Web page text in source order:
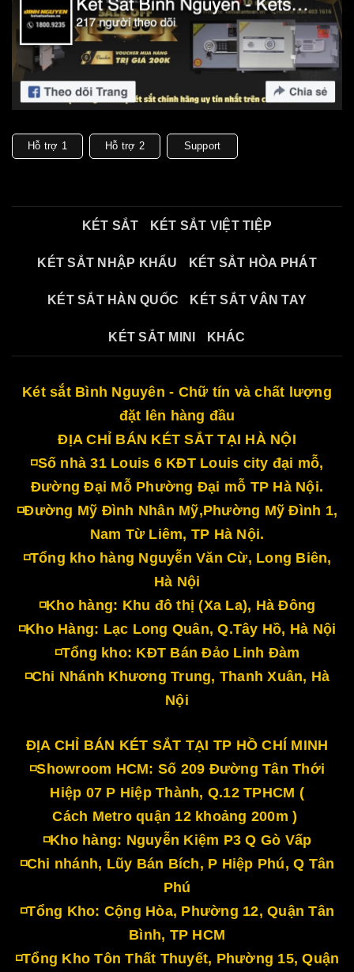
Hỗ trợ 1 Hỗ trợ 2 Support
KÉT SẮT KÉT SẮT VIỆT TIỆP
KÉT SẮT NHẬP KHẨU KÉT SẮT HÒA PHÁT
KÉT SẮT HÀN QUỐC KÉT SẮT VÂN TAY
KÉT SẮT MINI KHÁC
Két sắt Bình Nguyên - Chữ tín và chất lượng
đặt lên hàng đầu
ĐỊA CHỈ BÁN KÉT SẮT TẠI HÀ NỘI
◽Số nhà 31 Louis 6 KĐT Louis city đại mỗ,
Đường Đại Mỗ Phường Đại mỗ TP Hà Nội.
◽Đường Mỹ Đình Nhân Mỹ,Phường Mỹ Đình 1,
Nam Từ Liêm, TP Hà Nội.
◽Tổng kho hàng Nguyễn Văn Cừ, Long Biên,
Hà Nội
◽Kho hàng: Khu đô thị (Xa La), Hà Đông
◽Kho Hàng: Lạc Long Quân, Q.Tây Hồ, Hà Nội
◽Tổng kho: KĐT Bán Đảo Linh Đàm
◽Chi Nhánh Khương Trung, Thanh Xuân, Hà
Nội
ĐỊA CHỈ BÁN KÉT SẮT TẠI TP HỒ CHÍ MINH
◽Showroom HCM: Số 209 Đường Tân Thới
Hiệp 07 P Hiệp Thành, Q.12 TPHCM (
Cách Metro quận 12 khoảng 200m )
◽Kho hàng: Nguyễn Kiệm P3 Q Gò Vấp
◽Chi nhánh, Lũy Bán Bích, P Hiệp Phú, Q Tân
Phú
◽Tổng Kho: Cộng Hòa, Phường 12, Quận Tân
Bình, TP HCM
◽Tổng Kho Tôn Thất Thuyết, Phường 15, Quận